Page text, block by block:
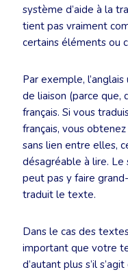
système d’aide à la
tient pas vraiment
certains éléments ou
Par exemple,
de liaison (parce que,
français. Si vous
français, vous
sans lien entre elles,
désagréable à lire. Le
peut pas y faire
traduit le texte.
Dans le cas des
important que votre
d’autant plus s’il